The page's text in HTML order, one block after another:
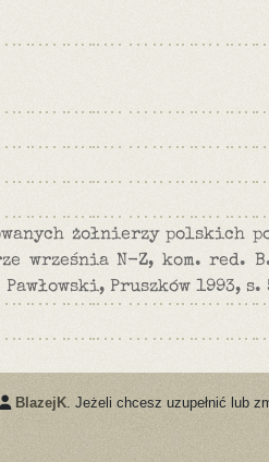
żołnierzy polskich
września N-Z, kom. red.
Pruszków 1993, s.
BlazejK . Jeżeli chcesz uzupełnić lub